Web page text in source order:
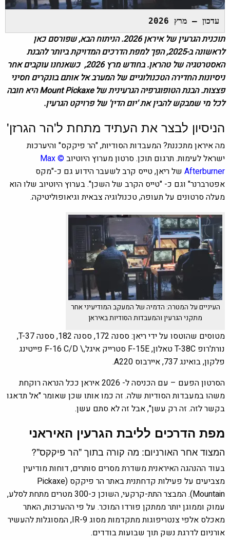
עדכון — מרץ 2026
תוכנית הגרעין של איראן 2026. הניתוח הבא, שפורסם כאן
לראשונה ב-2025, הפך למפת הדרכים המדויקת ביותר להבנת
האסטרטגיה של טהראן. בחודש מרץ 2026, כשאנחנו עוקבים אחר
ניסיונות החדירה הטכנולוגיים של המערב אל אותם בונקרים חסיני
פצצות. הבנת הטופוגרפיה הגרעינית של Mount Pickaxe היא חובה
לכל מי שמבקש להבין את 'יום הדין' של פרויקט הגרעין.
הניסיון לבצר את העתיד מתחת ל'הר הגרזן'
מה איראן מתכננת? המעבדות הסודיות, "הר פיקקס" והיערכות
ישראל לעימות. תרגום תוכן. סרטון מערוץ היוטיוב©
Max
Afterburnerשל ריאן, טייס קרב לשעבר הידוע גם כ-"מקס
אפטרברנר" וגם כ- "טייס הקרב של השכן". בערוץ היוטיוב שלו הוא
מעלה סרטונים על תעופה, טכנולוגיה צבאית וגיאופוליטיקה.
העיניים על המטרה: הדמיה של המעקב המודיעיני אחר
מתקני הגרעין והמעבדות הסודיות באיראן
מטוסים שהוטסו על ידי ריאן: ססנה 172, ססנה 182, ססנה T-37,
נורת'רופ T-38C טאלון, F-15E סטרייק איגל,\ F-16 C/D פייטינג
פלקון, בואינג 737, איירבוס A220.
הסרטון הפעם – עם הכניסה ל- 2026 איראן ככל הנראה רוקחת
משהו במעבדות הסודיות שלה. זה כמו אותו שכן שאומר "אל תדאגו
בקשר לזה. זה רק עשן", אבל זה לא סתם עשן.
מפת הדרכים לליבת הגרעין האיראני
המצוד אחר האורניום: מה קורה בתוך "הר פיקקס"?
בעוד ההנהגה האיראנית משדרת מסרים סותרים, דוחות מודיעין
מצביעים על פעילות קדחתנית באתר הר פיקקס (Pickaxe
Mountain). המבצר התת-קרקעי, השוכן כ-300 מטרים מתחת לסלע,
עמוק וממוגן יותר ממתקן פורדו המוכר. על פי ההערכות, האתר
מאכלס אלפי צנטריפוגות מתקדמות מסוג IR-9, המסוגלות להעשיר
אורניום לדרגת נשק תוך שבועות בודדים.